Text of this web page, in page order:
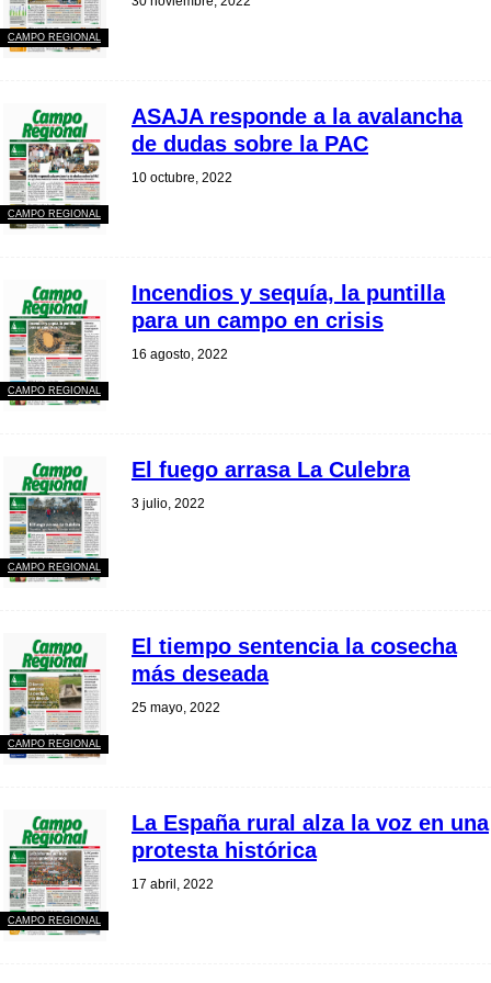
CAMPO REGIONAL
CAMPO REGIONAL
ASAJA responde a la avalancha
de dudas sobre la PAC
10 octubre, 2022
CAMPO REGIONAL
Incendios y sequía, la puntilla
para un campo en crisis
16 agosto, 2022
CAMPO REGIONAL
El fuego arrasa La Culebra
3 julio, 2022
CAMPO REGIONAL
El tiempo sentencia la cosecha
más deseada
25 mayo, 2022
CAMPO REGIONAL
La España rural alza la voz en una
protesta histórica
17 abril, 2022